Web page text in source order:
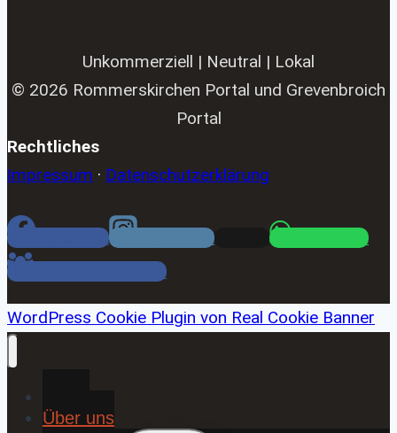
Unkommerziell | Neutral | Lokal
© 2026 Rommerskirchen Portal und Grevenbroich
Portal
Rechtliches
Impressum · Datenschutzerklärung
Facebook Instagram
WhatsApp
Facebook Gruppe
WordPress Cookie Plugin von Real Cookie Banner
Über uns